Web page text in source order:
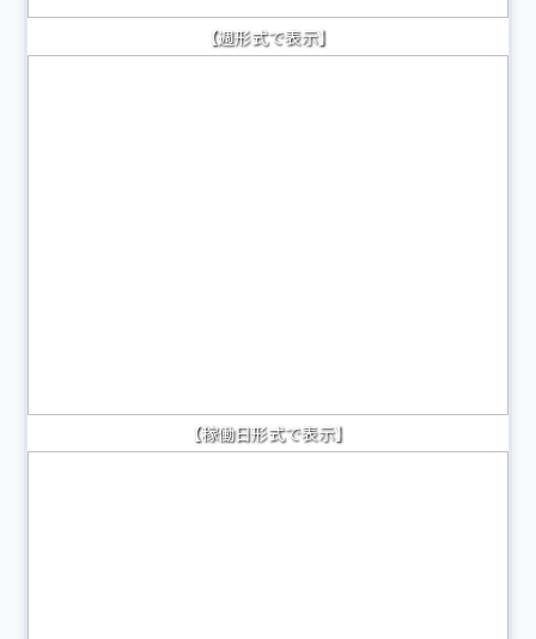
【週形式で表示】
【稼働日形式で表示】